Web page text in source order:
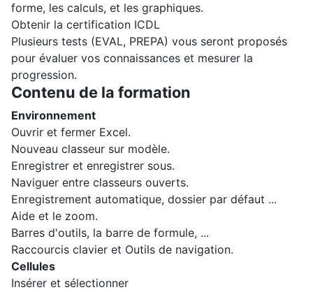
forme, les calculs, et les graphiques.
Obtenir la certification ICDL
Plusieurs tests (EVAL, PREPA) vous seront proposés
pour évaluer vos connaissances et mesurer la
progression.
Contenu de la formation
Environnement
Ouvrir et fermer Excel.
Nouveau classeur sur modèle.
Enregistrer et enregistrer sous.
Naviguer entre classeurs ouverts.
Enregistrement automatique, dossier par défaut ...
Aide et le zoom.
Barres d'outils, la barre de formule, ...
Raccourcis clavier et Outils de navigation.
Cellules
Insérer et sélectionner